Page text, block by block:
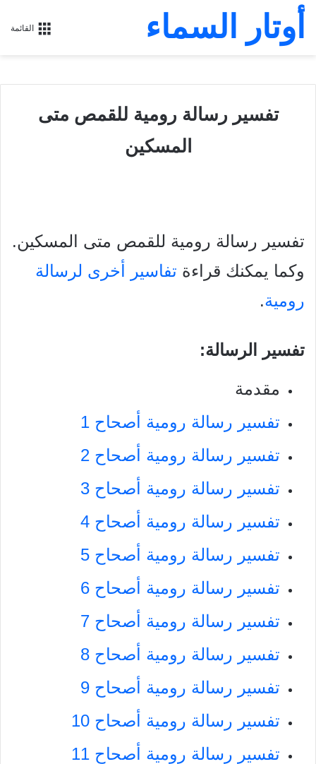
القائمة أوتار السماء
تفسير رسالة رومية للقمص متى
المسكين
تفسير رسالة رومية للقمص متى المسكين.
وكما يمكنك قراءة تفاسير أخرى لرسالة
رومية.
تفسير الرسالة:
مقدمة
تفسير رسالة رومية أصحاح 1
تفسير رسالة رومية أصحاح 2
تفسير رسالة رومية أصحاح 3
تفسير رسالة رومية أصحاح 4
تفسير رسالة رومية أصحاح 5
تفسير رسالة رومية أصحاح 6
تفسير رسالة رومية أصحاح 7
تفسير رسالة رومية أصحاح 8
تفسير رسالة رومية أصحاح 9
تفسير رسالة رومية أصحاح 10
تفسير رسالة رومية أصحاح 11